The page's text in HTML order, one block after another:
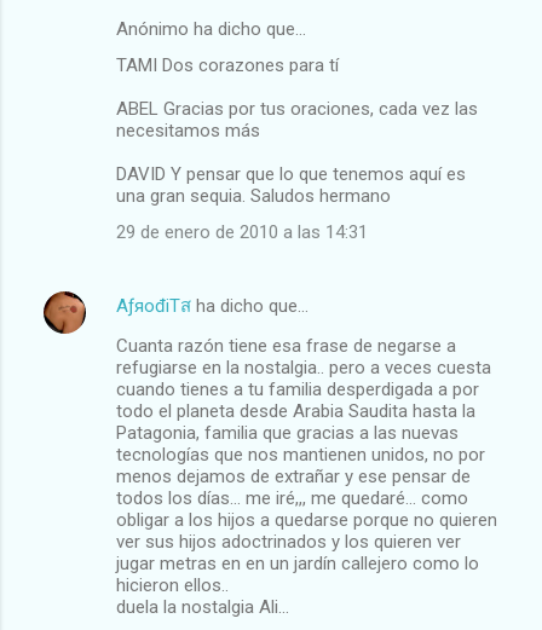
Anónimo ha dicho que…
TAMI Dos corazones para tí
ABEL Gracias por tus oraciones, cada vez las
necesitamos más
DAVID Y pensar que lo que tenemos aquí es
una gran sequia. Saludos hermano
29 de enero de 2010 a las 14:31
AƒяođiTส ha dicho que…
Cuanta razón tiene esa frase de negarse a
refugiarse en la nostalgia.. pero a veces cuesta
cuando tienes a tu familia desperdigada a por
todo el planeta desde Arabia Saudita hasta la
Patagonia, familia que gracias a las nuevas
tecnologías que nos mantienen unidos, no por
menos dejamos de extrañar y ese pensar de
todos los días... me iré,,, me quedaré... como
obligar a los hijos a quedarse porque no quieren
ver sus hijos adoctrinados y los quieren ver
jugar metras en en un jardín callejero como lo
hicieron ellos..
duela la nostalgia Ali...